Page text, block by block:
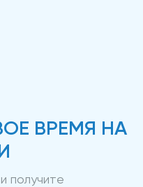
ВРЕМЯ НА
получите